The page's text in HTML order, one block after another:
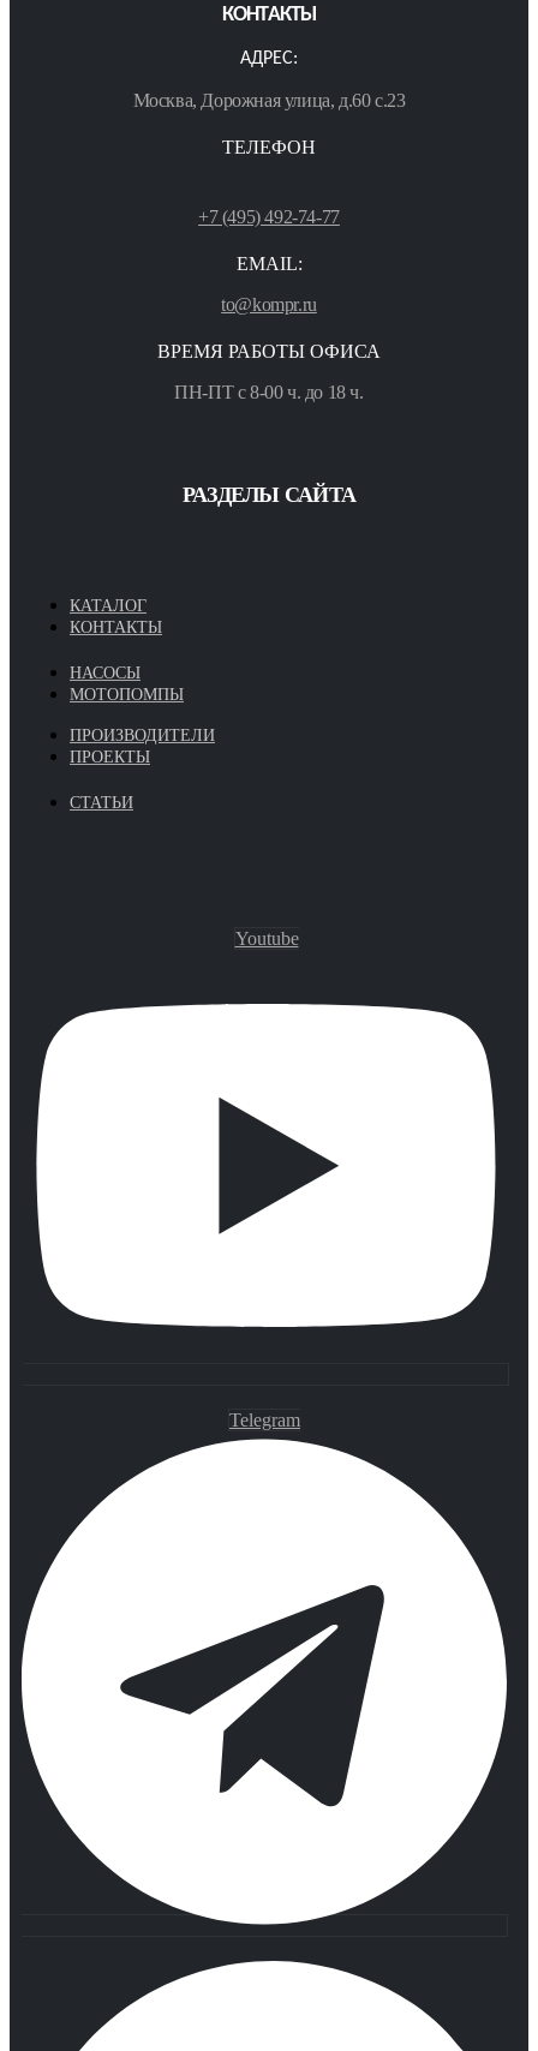
КОНТАКТЫ
АДРЕС:
Москва, Дорожная улица, д.60 с.23
ТЕЛЕФОН
+7 (495) 492-74-77
EMAIL:
to@kompr.ru
ВРЕМЯ РАБОТЫ ОФИСА
ПН-ПТ с 8-00 ч. до 18 ч.
РАЗДЕЛЫ САЙТА
КАТАЛОГ
КОНТАКТЫ
НАСОСЫ
МОТОПОМПЫ
ПРОИЗВОДИТЕЛИ
ПРОЕКТЫ
СТАТЬИ
Youtube
Telegram